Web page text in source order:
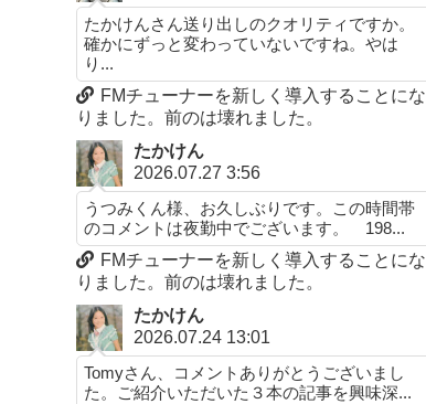
たかけんさん送り出しのクオリティですか。
確かにずっと変わっていないですね。やは
り...
FMチューナーを新しく導入することにな
りました。前のは壊れました。
たかけん
2026.07.27 3:56
うつみくん様、お久しぶりです。この時間帯
のコメントは夜勤中でございます。 198...
FMチューナーを新しく導入することにな
りました。前のは壊れました。
たかけん
2026.07.24 13:01
Tomyさん、コメントありがとうございまし
た。ご紹介いただいた３本の記事を興味深...